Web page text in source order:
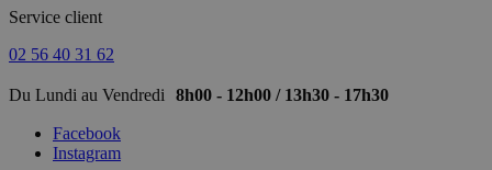
Service client
02 56 40 31 62
Du Lundi au Vendredi 8h00 - 12h00 / 13h30 - 17h30
Facebook
Instagram